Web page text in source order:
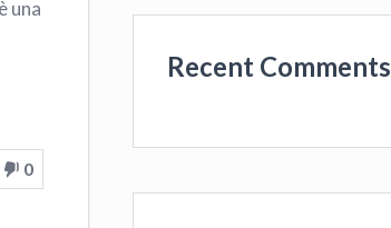
una
0
Recent Comments